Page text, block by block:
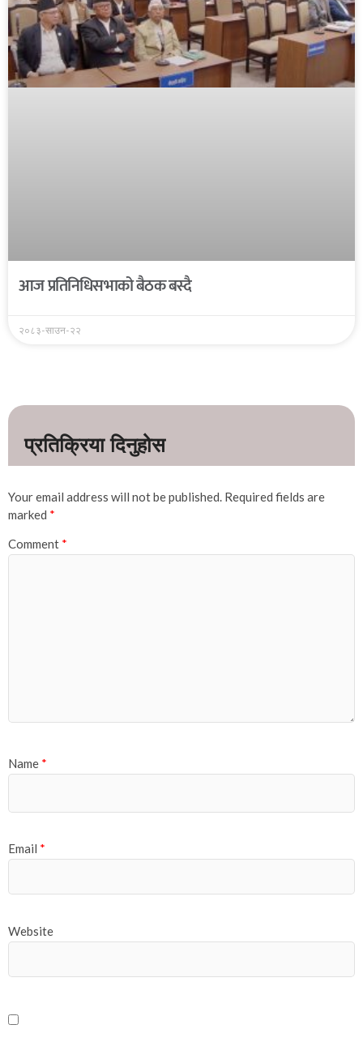
आज प्रतिनिधिसभाको बैठक बस्दै
२०८३-साउन-२२
Your email address will not be published. Required fields are
marked *
Comment *
Name *
Email *
Website